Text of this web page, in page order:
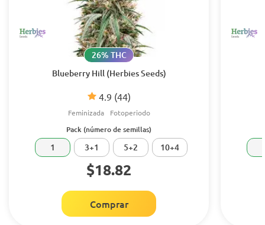
Blueberry Hill (Herbies Seeds)
4.9 (44)
26% THC
Feminizada Fotoperiodo
Pack (número de semillas)
1 3+1 5+2 10+4
$18.82
Comprar